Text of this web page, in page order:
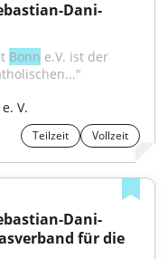
Dani-
Bonn e.V. ist der
e. V.
Teilzeit Vollzeit
Dani-
für die